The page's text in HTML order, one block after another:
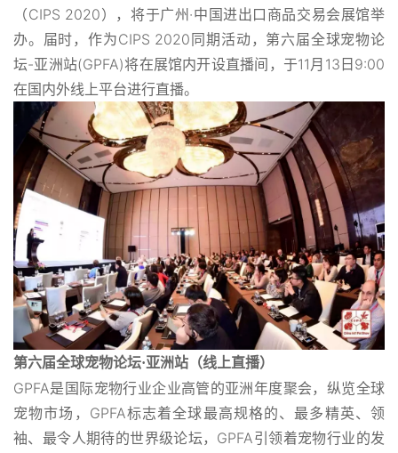
（CIPS 2020），将于广州·中国进出口商品交易会展馆举
办。届时，作为CIPS 2020同期活动，第六届全球宠物论
坛-亚洲站(GPFA)将在展馆内开设直播间，于11月13日9:00
在国内外线上平台进行直播。
第六届全球宠物论坛·亚洲站（线上直播）
GPFA是国际宠物行业企业高管的亚洲年度聚会，纵览全球
宠物市场，GPFA标志着全球最高规格的、最多精英、领
袖、最令人期待的世界级论坛，GPFA引领着宠物行业的发